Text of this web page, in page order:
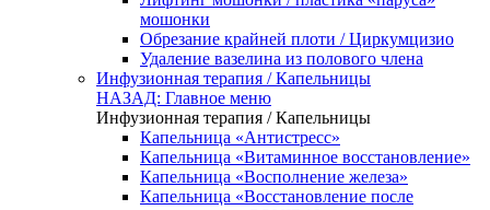
мошонки
Обрезание крайней плоти / Циркумцизио
Удаление вазелина из полового члена
Инфузионная терапия / Капельницы
НАЗАД: Главное меню
Инфузионная терапия / Капельницы
Капельница «Антистресс»
Капельница «Витаминное восстановление»
Капельница «Восполнение железа»
Капельница «Восстановление после